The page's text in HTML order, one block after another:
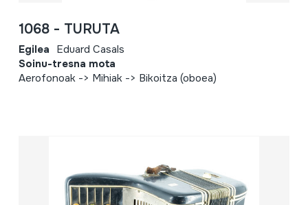
1068 - TURUTA
Egilea Eduard Casals
Soinu-tresna mota
Aerofonoak -> Mihiak -> Bikoitza (oboea)